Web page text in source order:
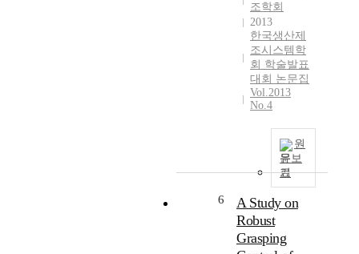
조학회
2013
한국생산제
조시스템학
회 학술발표
대회 논문집
Vol.2013
No.4
원
문보
기
6
A Study on
Robust
Grasping